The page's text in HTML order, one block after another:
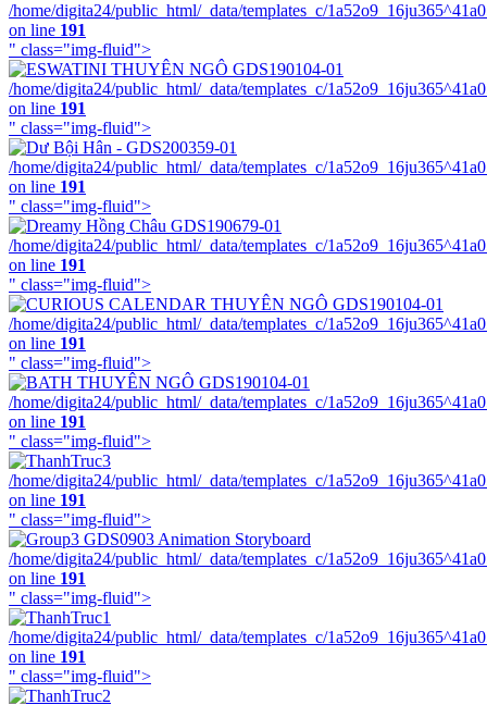
/home/digita24/public_html/_data/templates_c/
on line 191
" class="img-fluid">
/home/digita24/public_html/_data/templates_c/
on line 191
" class="img-fluid">
/home/digita24/public_html/_data/templates_c/
on line 191
" class="img-fluid">
/home/digita24/public_html/_data/templates_c/
on line 191
" class="img-fluid">
/home/digita24/public_html/_data/templates_c/
on line 191
" class="img-fluid">
/home/digita24/public_html/_data/templates_c/
on line 191
" class="img-fluid">
/home/digita24/public_html/_data/templates_c/
on line 191
" class="img-fluid">
/home/digita24/public_html/_data/templates_c/
on line 191
" class="img-fluid">
/home/digita24/public_html/_data/templates_c/
on line 191
" class="img-fluid">